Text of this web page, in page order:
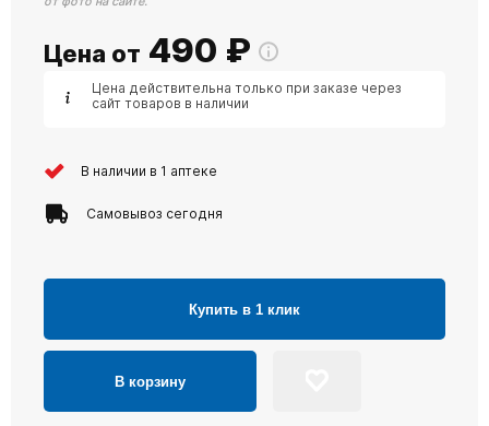
Цена от 490 ₽
Цена действительна только при заказе через
сайт товаров в наличии
В наличии в 1 аптеке
Самовывоз сегодня
Купить в 1 клик
В корзину